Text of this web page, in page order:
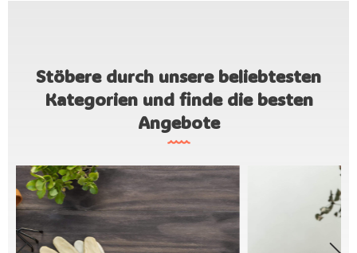
Stöbere durch unsere beliebtesten
Kategorien und finde die besten
Angebote